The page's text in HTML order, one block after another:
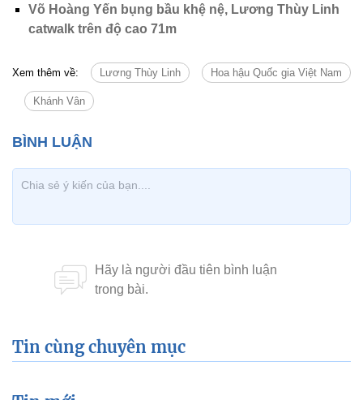
Võ Hoàng Yến bụng bầu khệ nệ, Lương Thùy Linh
catwalk trên độ cao 71m
Xem thêm về: Lương Thùy Linh Hoa hậu Quốc gia Việt Nam
Khánh Vân
Tin cùng chuyên mục